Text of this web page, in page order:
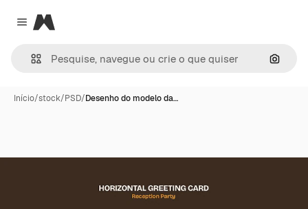
Close menu
Magnific
Início/stock/PSD/Desenho do modelo da…